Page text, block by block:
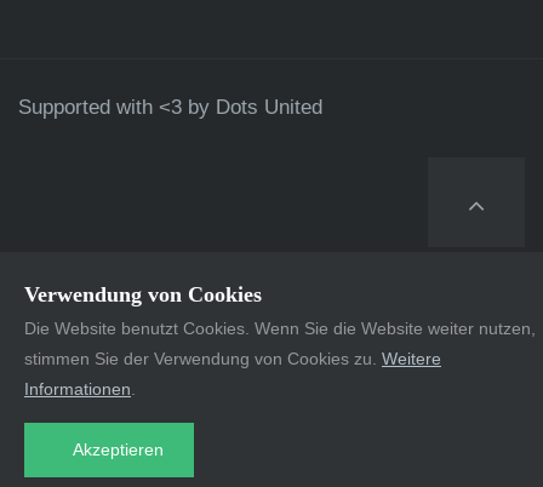
Supported with <3 by Dots United
Verwendung von Cookies
Die Website benutzt Cookies. Wenn Sie die Website weiter nutzen,
stimmen Sie der Verwendung von Cookies zu. Weitere
Informationen
Akzeptieren